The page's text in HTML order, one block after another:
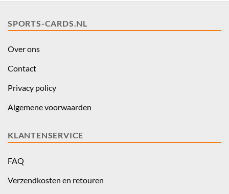
SPORTS-CARDS.NL
Over ons
Contact
Privacy policy
Algemene voorwaarden
KLANTENSERVICE
FAQ
Verzendkosten en retouren